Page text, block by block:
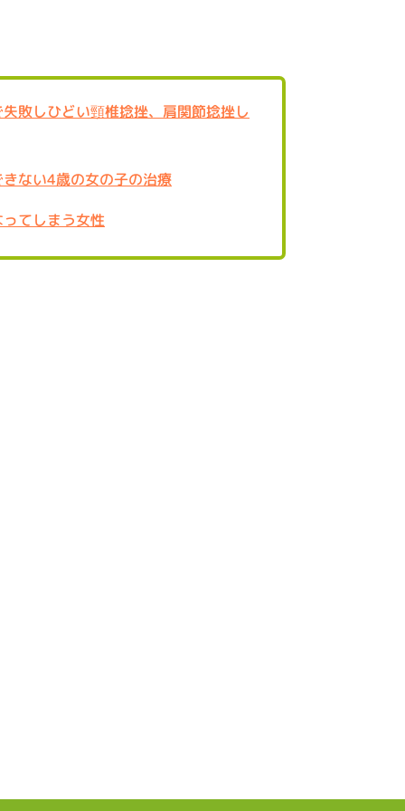
敗しひどい頸椎捻挫、肩関節捻挫し
ない4歳の女の子の治療
てしまう女性